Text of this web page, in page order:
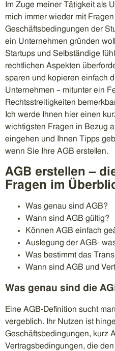
Im Zuge meiner Tätigkeit als
mich immer wieder mit
Geschäftsbedingungen der
ein Unternehmen gründen
Startups und Selbständige
rechtlichen Aspekten
sparen und kopieren einfach
Unternehmen – mitunter ein
Rechtsstreitigkeiten
Ich werde Ihnen hier einen
wichtigsten Fragen in Bezug
eingehen und Ihnen Tipps
wenn Sie Ihre AGB erstellen.
AGB erstellen –
Fragen im
Was genau sind AGB?
Wann sind AGB gültig?
Können AGB einfach
Auslegung der AGB-
Was bestimmt das
Wann sind AGB und
Was genau sind die
Eine AGB-Definition sucht
vergeblich. Ihr Nutzen ist
Geschäftsbedingungen, kurz
Vertragsbedingungen, die